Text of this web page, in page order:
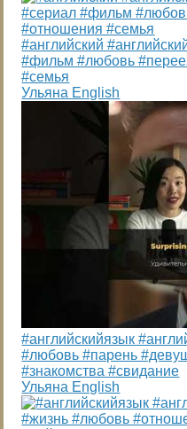
#английский
#фильм #любовь
#семья
Ульяна English
#английскийязык
#любовь #парень
#знакомства #свидание
Ульяна English